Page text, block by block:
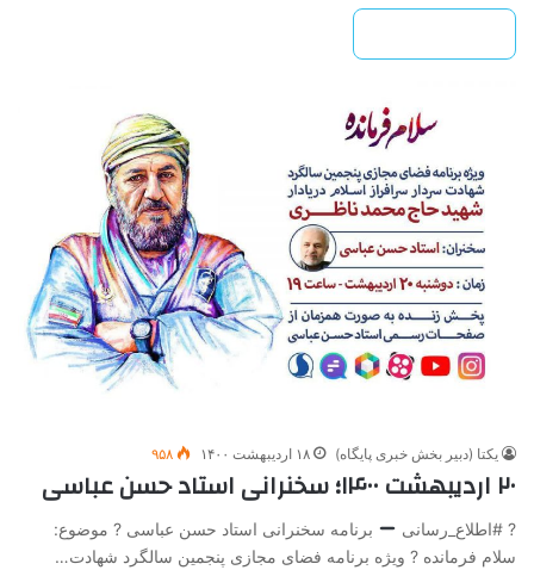
یکتا (دبیر بخش خبری پایگاه) ۱۸ اردیبهشت ۱۴۰۰ ۹۵۸
۲۰ اردیبهشت ۱۴۰۰؛ سخنرانی استاد حسن عباسی
? #اطلاع_رسانی
برنامه سخنرانی استاد حسن عباسی ? موضوع:
سلام فرمانده ? ویژه برنامه فضای مجازی پنجمین سالگرد شهادت…